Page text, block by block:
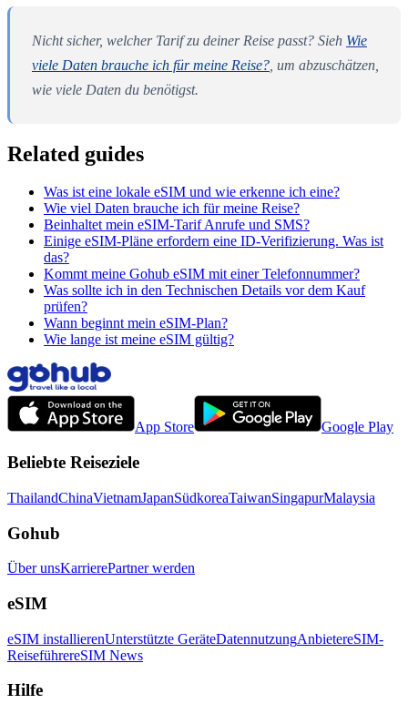
Nicht sicher, welcher Tarif zu deiner Reise passt? Sieh Wie
viele Daten brauche ich für meine Reise? , um abzuschätzen,
wie viele Daten du benötigst.
Related guides
Was ist eine lokale eSIM und wie erkenne ich eine?
Wie viel Daten brauche ich für meine Reise?
Beinhaltet mein eSIM-Tarif Anrufe und SMS?
Einige eSIM-Pläne erfordern eine ID-Verifizierung. Was ist
das?
Kommt meine Gohub eSIM mit einer Telefonnummer?
Was sollte ich in den Technischen Details vor dem Kauf
prüfen?
Wann beginnt mein eSIM-Plan?
Wie lange ist meine eSIM gültig?
App Store Google Play
Beliebte Reiseziele
ThailandChinaVietnamJapanSüdkoreaTaiwanSingapurMalaysia
Gohub
Über unsKarrierePartner werden
eSIM
eSIM installierenUnterstützte GeräteDatennutzungAnbietereSIM-
ReiseführereSIM News
Hilfe